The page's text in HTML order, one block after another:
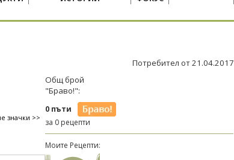
Потребител от 21.04.2017
значки >>
Общ брой
"Браво!":
0 пъти
за 0 рецепти
Моите Рецепти: